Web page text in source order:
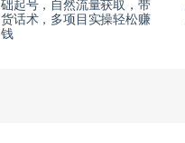
础起号，自然流量获取，带
货话术，多项目实操轻松赚
钱